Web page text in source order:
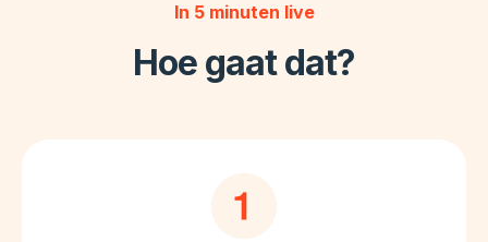
In 5 minuten live
Hoe gaat dat?